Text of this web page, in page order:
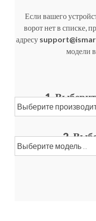
Если вашего
ворот нет в списке,
адресу
модели
1.
2.